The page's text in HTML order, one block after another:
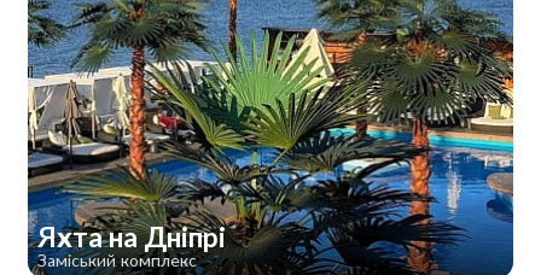
Яхта на Дніпрі
Заміський комплекс